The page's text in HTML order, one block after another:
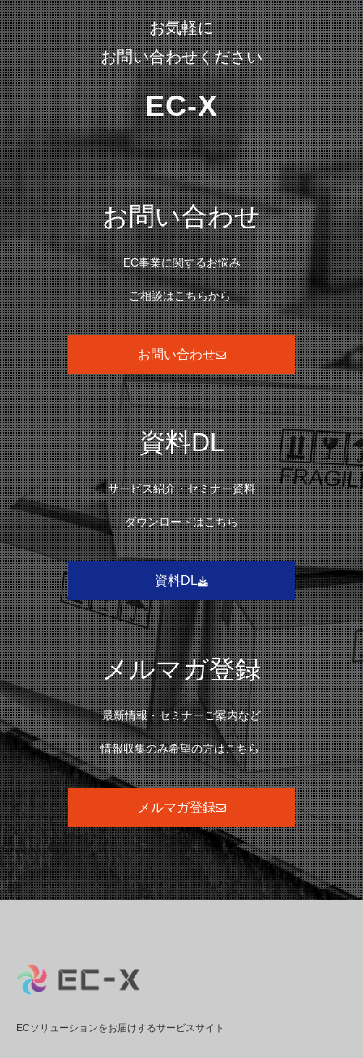
お気軽に
お問い合わせください
EC-X
お問い合わせ
EC事業に関するお悩み
ご相談はこちらから
お問い合わせ
資料DL
サービス紹介・セミナー資料
ダウンロードはこちら
資料DL
メルマガ登録
最新情報・セミナーご案内など
情報収集のみ希望の方はこちら
メルマガ登録
ECソリューションをお届けするサービスサイト